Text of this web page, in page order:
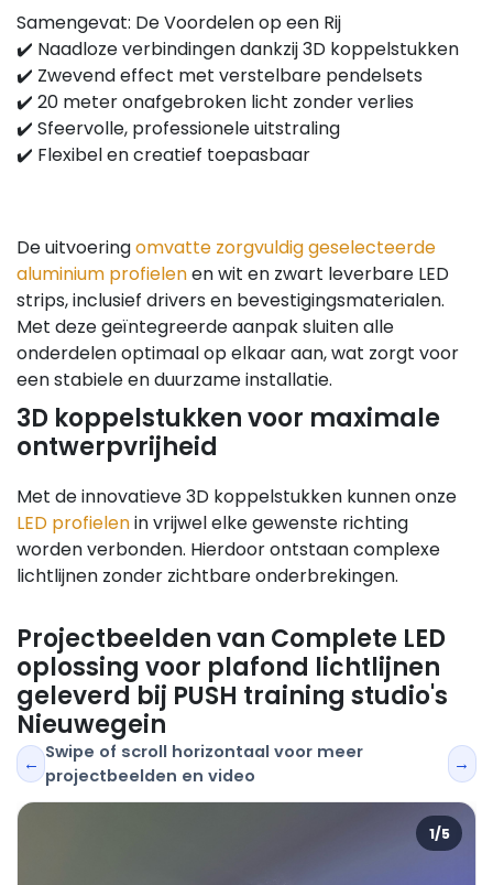
Samengevat: De Voordelen op een Rij
✔️ Naadloze verbindingen dankzij 3D koppelstukken
✔️ Zwevend effect met verstelbare pendelsets
✔️ 20 meter onafgebroken licht zonder verlies
✔️ Sfeervolle, professionele uitstraling
✔️ Flexibel en creatief toepasbaar
De uitvoeringomvatte zorgvuldig geselecteerde
aluminium profielenen wit en zwart leverbare LED
strips, inclusief drivers en bevestigingsmaterialen.
Met deze geïntegreerde aanpak sluiten alle
onderdelen optimaal op elkaar aan, wat zorgt voor
een stabiele en duurzame installatie.
3D koppelstukken voor maximale
ontwerpvrijheid
Met de innovatieve 3D koppelstukken kunnen onze
LED profielenin vrijwel elke gewenste richting
worden verbonden. Hierdoor ontstaan complexe
lichtlijnen zonder zichtbare onderbrekingen.
Projectbeelden van Complete LED
oplossing voor plafond lichtlijnen
geleverd bij PUSH training studio's
Nieuwegein
←
Swipe of scroll horizontaal voor meer
projectbeelden en video
→
1/5